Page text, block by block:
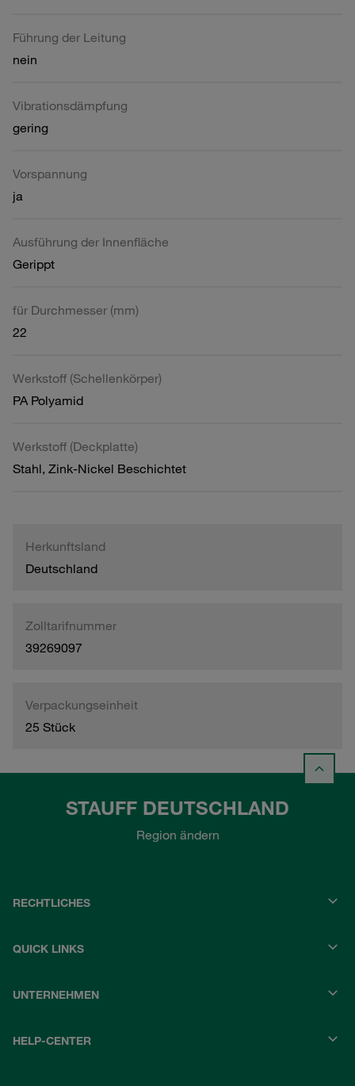
Führung der Leitung
nein
Vibrationsdämpfung
gering
Vorspannung
ja
Ausführung der Innenfläche
Gerippt
für Durchmesser (mm)
22
Werkstoff (Schellenkörper)
PA Polyamid
Werkstoff (Deckplatte)
Stahl, Zink-Nickel Beschichtet
Herkunftsland
Deutschland
Zolltarifnummer
39269097
Verpackungseinheit
25 Stück
STAUFF DEUTSCHLAND
Region ändern
RECHTLICHES
QUICK LINKS
UNTERNEHMEN
HELP-CENTER